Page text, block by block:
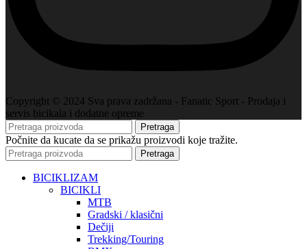
Copyright © 2024 Sva prava zadržana - Fanatic Sport - Prodaja i
servis bicikala i dodatne opreme
Pretraga
Počnite da kucate da se prikažu proizvodi koje tražite.
Pretraga
BICIKLIZAM
BICIKLI
MTB
Gradski / klasični
Dečiji
Trekking/Touring